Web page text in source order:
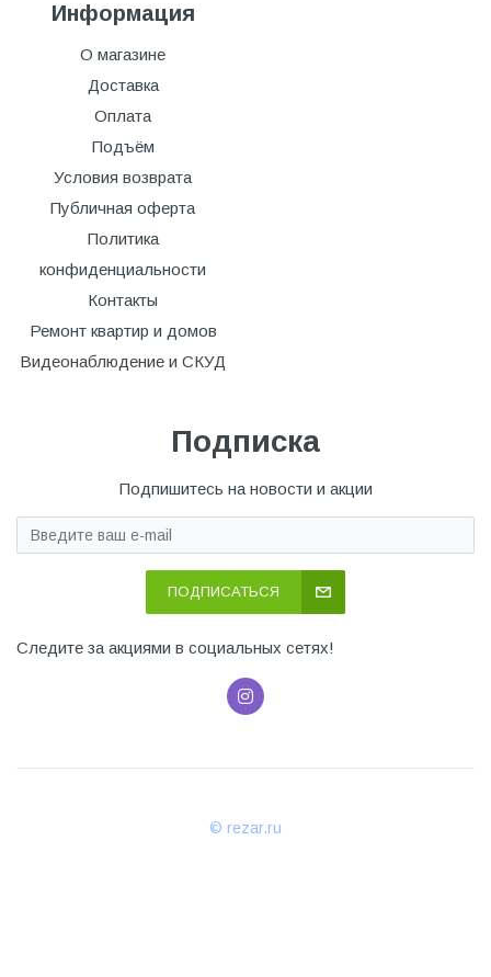
Информация
О магазине
Доставка
Оплата
Подъём
Условия возврата
Публичная оферта
Политика
конфиденциальности
Контакты
Ремонт квартир и домов
Видеонаблюдение и СКУД
Подписка
Подпишитесь на новости и акции
ПОДПИСАТЬСЯ
Следите за акциями в социальных сетях!
© rezar.ru